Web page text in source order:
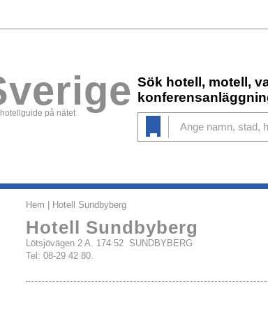
på nätet
Sök hotell, motell,
Hem | Hotell Sundbyberg
Hotell Sundbyberg
Lötsjövägen 2 A. 174 52 SUNDBYBERG
Tel: 08-29 42 80.